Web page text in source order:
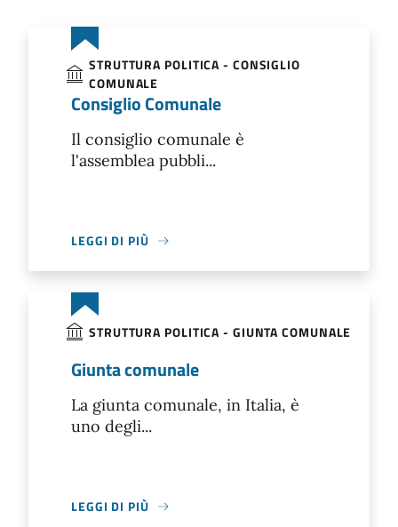
STRUTTURA POLITICA - CONSIGLIO
COMUNALE
Consiglio Comunale
Il consiglio comunale è
l'assemblea pubbli...
LEGGI DI PIÙ
STRUTTURA POLITICA - GIUNTA COMUNALE
Giunta comunale
La giunta comunale, in Italia, è
uno degli...
LEGGI DI PIÙ